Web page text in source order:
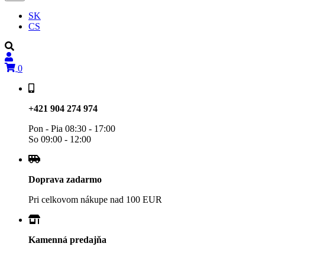
SK
CS
0
+421 904 274 974
Pon - Pia 08:30 - 17:00
So 09:00 - 12:00
Doprava zadarmo
Pri celkovom nákupe nad 100 EUR
Kamenná predajňa